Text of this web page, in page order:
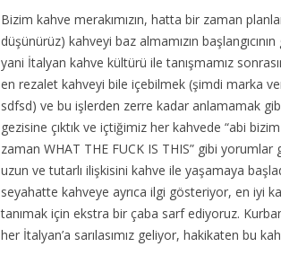
Bizim kahve merakımızın, hatta bir zaman
düşünürüz) kahveyi baz almamızın
yani İtalyan kahve kültürü ile tanışmamız
en rezalet kahveyi bile içebilmek (şimdi marka
sdfsd) ve bu işlerden zerre kadar anlamamak
gezisine çıktık ve içtiğimiz her kahvede “abi
zaman WHAT THE FUCK IS THIS” gibi yorumlar
uzun ve tutarlı ilişkisini kahve ile yaşamaya
seyahatte kahveye ayrıca ilgi gösteriyor, en iyi
tanımak için ekstra bir çaba sarf ediyoruz.
her İtalyan’a sarılasımız geliyor, hakikaten bu
2024
Notları: